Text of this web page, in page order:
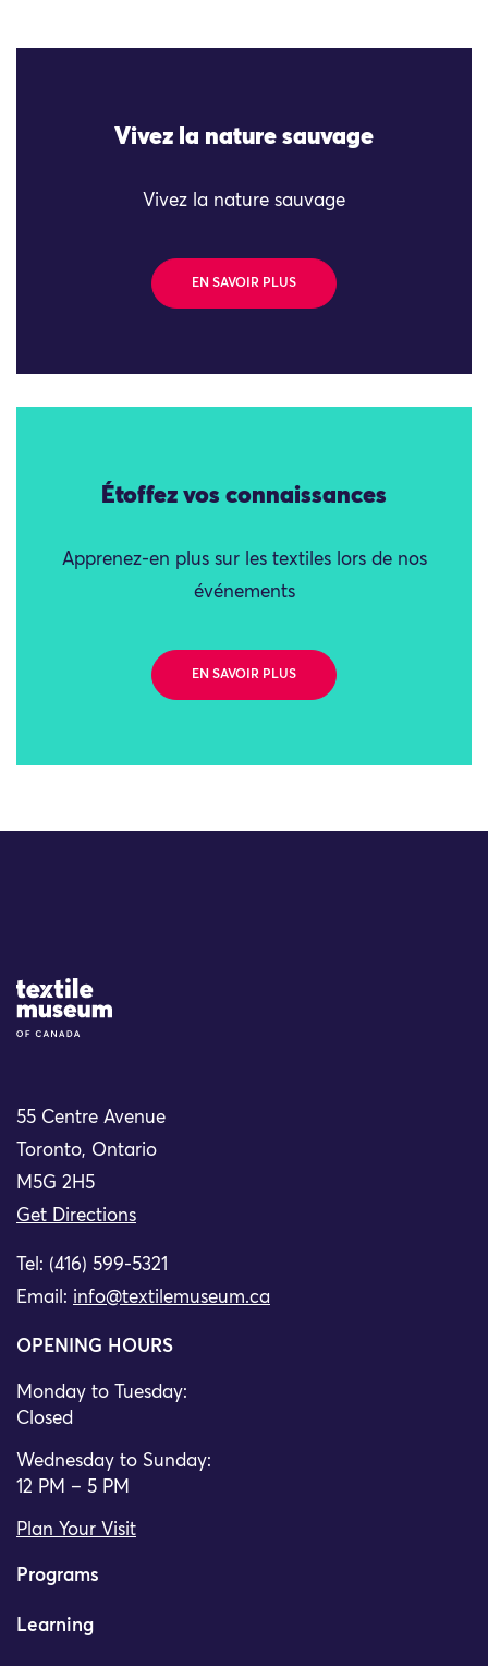
Vivez la nature sauvage
Vivez la nature sauvage
EN SAVOIR PLUS
Étoffez vos connaissances
Apprenez-en plus sur les textiles lors de nos
événements
EN SAVOIR PLUS
Site Logo
55 Centre Avenue
Toronto, Ontario
M5G 2H5
Get Directions
Tel: (416) 599-5321
Email: info@textilemuseum.ca
OPENING HOURS
Monday to Tuesday:
Closed
Wednesday to Sunday:
12 PM – 5 PM
Plan Your Visit
Programs
Learning